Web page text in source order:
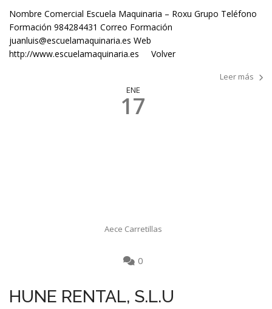
Nombre Comercial Escuela Maquinaria – Roxu Grupo Teléfono
Formación 984284431 Correo Formación
juanluis@escuelamaquinaria.es Web
http://www.escuelamaquinaria.es Volver
Leer más
ENE
17
Aece Carretillas
0
HUNE RENTAL, S.L.U